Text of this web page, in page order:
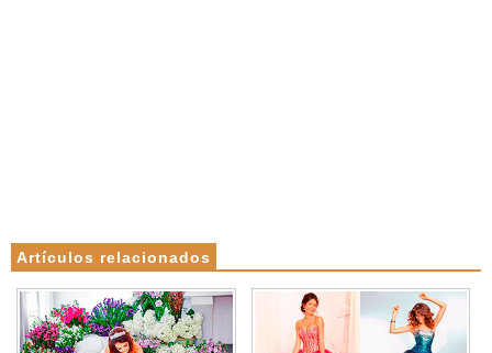
Artículos relacionados